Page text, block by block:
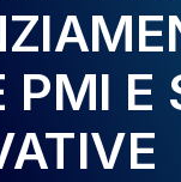
PMI E